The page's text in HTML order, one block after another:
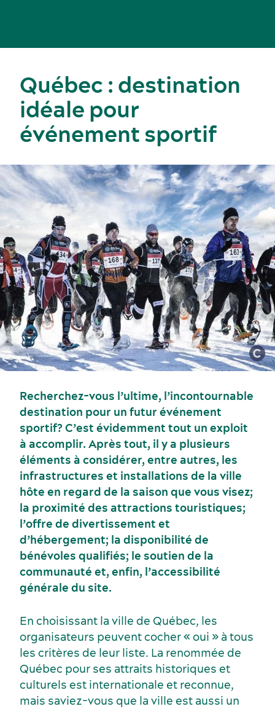
Gastronomie et services alimentaires
Congrès, réunions et expositions
Événements sportifs
Québec : destination
idéale pour
événement sportif
Recherchez-vous l’ultime, l’incontournable
destination pour un futur événement
sportif? C’est évidemment tout un exploit
à accomplir. Après tout, il y a plusieurs
éléments à considérer, entre autres, les
infrastructures et installations de la ville
hôte en regard de la saison que vous visez;
la proximité des attractions touristiques;
l’offre de divertissement et
d’hébergement; la disponibilité de
bénévoles qualifiés; le soutien de la
communauté et, enfin, l’accessibilité
générale du site.
En choisissant la ville de Québec, les
organisateurs peuvent cocher « oui » à tous
les critères de leur liste. La renommée de
Québec pour ses attraits historiques et
culturels est internationale et reconnue,
mais saviez-vous que la ville est aussi un